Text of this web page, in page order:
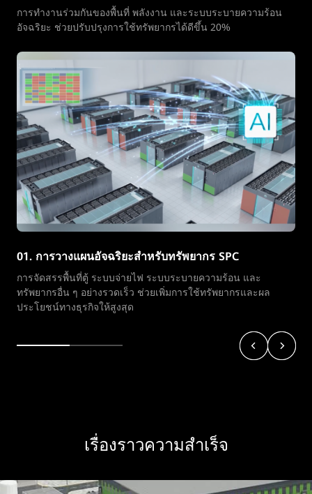
การทํางานร่วมกันของพื้นที่ พลังงาน และระบบระบายความร้อน
อัจฉริยะ ช่วยปรับปรุงการใช้ทรัพยากรได้ดีขึ้น 20%
02. การตรวจสอบสินทรัพย์อัตโนมัติ
การตรวจสอบสถานะและการเติบโตของสินทรัพย์โดยอัตโนมัติ
หลีกเลี่ยงสินทรัพย์ที่ไม่ได้ใช้งาน
เรื่องราวความสำเร็จ